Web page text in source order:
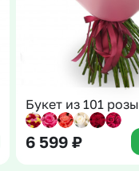
Букет из 101 розы
6 599 ₽